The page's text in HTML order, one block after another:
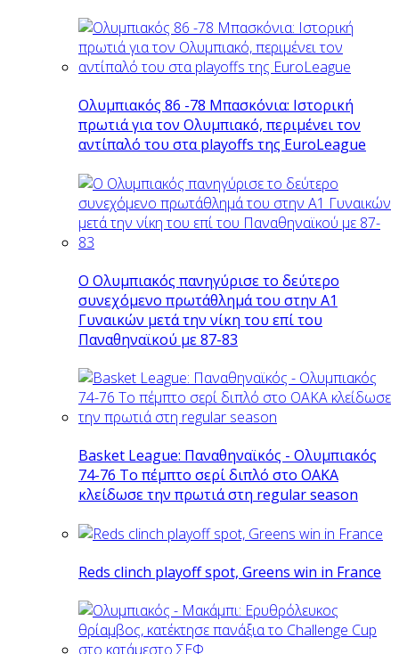
Ολυμπιακός 86 -78 Μπασκόνια: Ιστορική
πρωτιά για τον Ολυμπιακό, περιμένει τον
αντίπαλό του στα playoffs της EuroLeague
Ο Ολυμπιακός πανηγύρισε το δεύτερο
συνεχόμενο πρωτάθλημά του στην Α1
Γυναικών μετά την νίκη του επί του
Παναθηναϊκού με 87-83
Basket League: Παναθηναϊκός - Ολυμπιακός
74-76 Το πέμπτο σερί διπλό στο ΟΑΚΑ
κλείδωσε την πρωτιά στη regular season
Reds clinch playoff spot, Greens win in France